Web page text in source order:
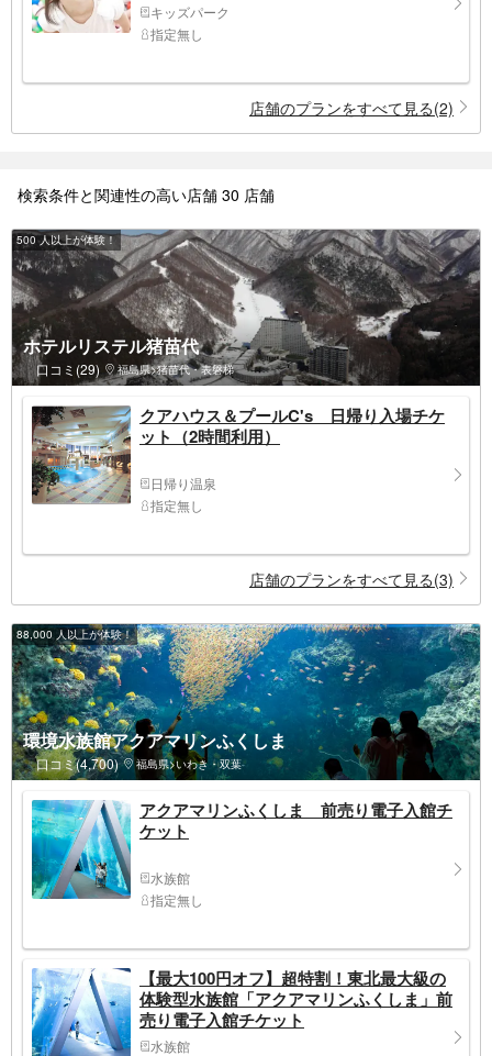
キッズパーク
指定無し
店舗のプランをすべて見る(2)
検索条件と関連性の高い店舗 30 店舗
500 人以上が体験！
ホテルリステル猪苗代
口コミ(29) 福島県>猪苗代・表磐梯
クアハウス＆プールC's 日帰り入場チケ
ット（2時間利用）
日帰り温泉
指定無し
店舗のプランをすべて見る(3)
88,000 人以上が体験！
環境水族館アクアマリンふくしま
口コミ(4,700) 福島県>いわき・双葉
アクアマリンふくしま 前売り電子入館チ
ケット
水族館
指定無し
【最大100円オフ】超特割！東北最大級の
体験型水族館「アクアマリンふくしま」前
売り電子入館チケット
水族館